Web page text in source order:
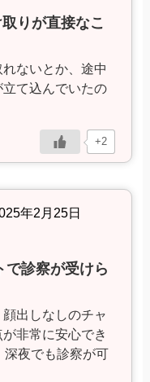
取りが直接なこ
ないとか、途中
て込んでいたの
+2
年2月25日
で診察が受けら
出しなしのチャ
非常に安心でき
深夜でも診察が可